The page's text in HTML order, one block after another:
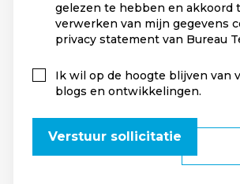
gelezen te hebben en akkoord
verwerken van mijn gegevens
privacy statement van Bureau
Ik wil op de hoogte blijven van
blogs en ontwikkelingen.
Verstuur sollicitatie